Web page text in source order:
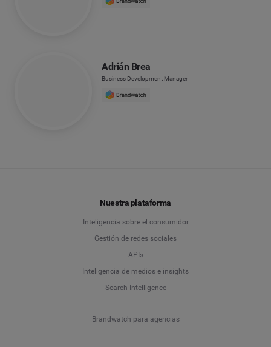
Adrián Brea
Business Development Manager
Nuestra plataforma
Inteligencia sobre el consumidor
Gestión de redes sociales
APIs
Inteligencia de medios e insights
Search Intelligence
Brandwatch para agencias